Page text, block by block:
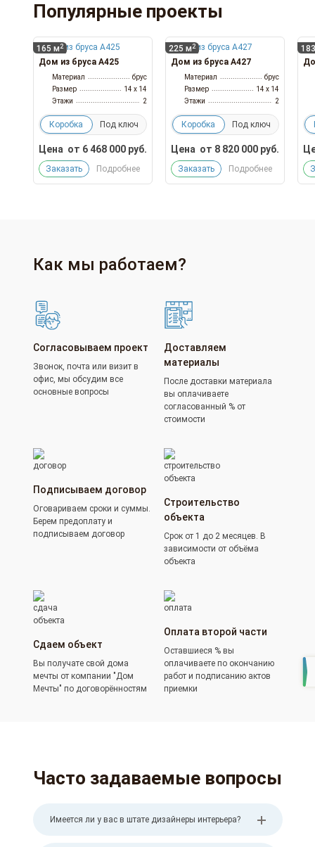
Популярные проекты
165 м 2
Дом из бруса А425
Материал
брус
Размер
14 x 14
Этажи
2
Коробка Под ключ
Цена от 6 468 000руб.
Заказать Подробнее
225 м 2
Дом из бруса А427
Материал
брус
Размер
14 x 14
Этажи
2
Коробка Под ключ
Цена от 8 820 000руб.
Заказать Подробнее
Как мы работаем?
Согласовываем проект
Звонок, почта или визит в
офис, мы обсудим все
основные вопросы
Доставляем
материалы
После доставки материала
вы оплачиваете
согласованный % от
стоимости
Подписываем договор
Оговариваем сроки и суммы.
Берем предоплату и
подписываем договор
Строительство
объекта
Срок от 1 до 2 месяцев. В
зависимости от объёма
объекта
Сдаем объект
Вы получате свой дома
мечты от компании "Дом
Мечты" по договорённостям
Оплата второй части
Оставшиеся % вы
оплачиваете по окончанию
работ и подписанию актов
приемки
Часто задаваемые вопросы
Имеется ли у вас в штате дизайнеры интерьера?